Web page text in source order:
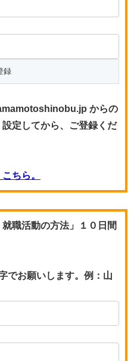
からの
定してから、ご登録くだ
ちら。
職活動の方法」１０日間
でお願いします。例：山